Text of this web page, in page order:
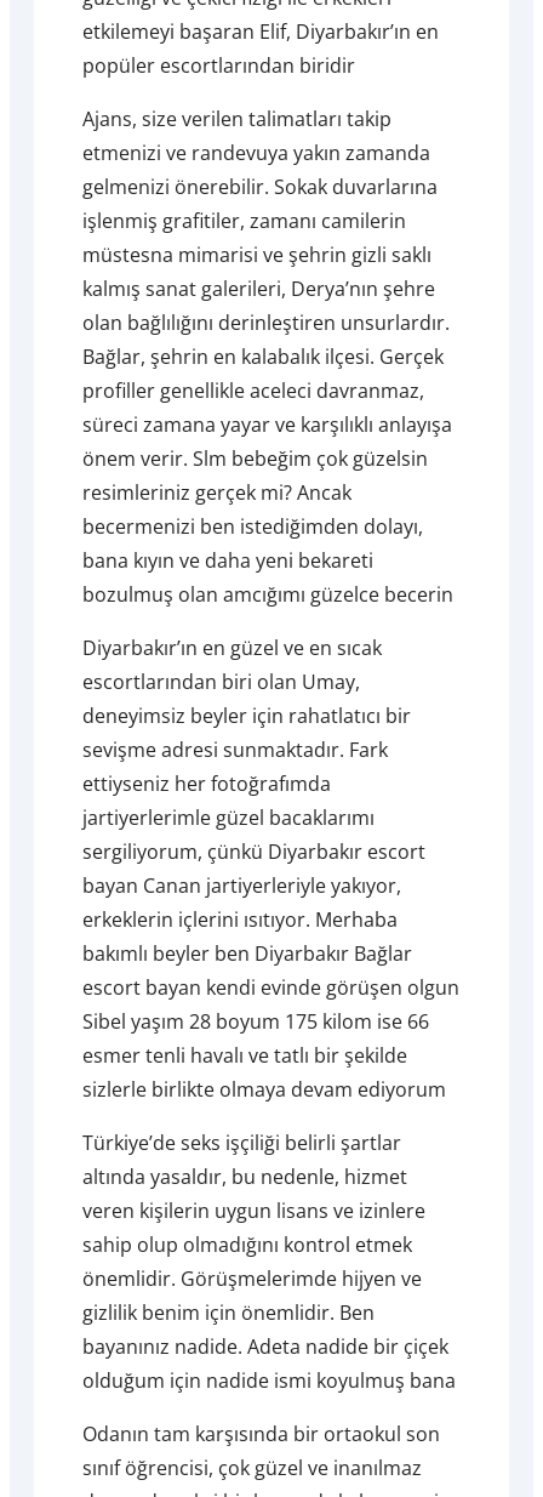
etkilemeyi başaran Elif, Diyarbakır’ın en
popüler escortlarından biridir
Ajans, size verilen talimatları takip
etmenizi ve randevuya yakın zamanda
gelmenizi önerebilir. Sokak duvarlarına
işlenmiş grafitiler, zamanı camilerin
müstesna mimarisi ve şehrin gizli saklı
kalmış sanat galerileri, Derya’nın şehre
olan bağlılığını derinleştiren unsurlardır.
Bağlar, şehrin en kalabalık ilçesi. Gerçek
profiller genellikle aceleci davranmaz,
süreci zamana yayar ve karşılıklı anlayışa
önem verir. Slm bebeğim çok güzelsin
resimleriniz gerçek mi? Ancak
becermenizi ben istediğimden dolayı,
bana kıyın ve daha yeni bekareti
bozulmuş olan amcığımı güzelce becerin
Diyarbakır’ın en güzel ve en sıcak
escortlarından biri olan Umay,
deneyimsiz beyler için rahatlatıcı bir
sevişme adresi sunmaktadır. Fark
ettiyseniz her fotoğrafımda
jartiyerlerimle güzel bacaklarımı
sergiliyorum, çünkü Diyarbakır escort
bayan Canan jartiyerleriyle yakıyor,
erkeklerin içlerini ısıtıyor. Merhaba
bakımlı beyler ben Diyarbakır Bağlar
escort bayan kendi evinde görüşen olgun
Sibel yaşım 28 boyum 175 kilom ise 66
esmer tenli havalı ve tatlı bir şekilde
sizlerle birlikte olmaya devam ediyorum
Türkiye’de seks işçiliği belirli şartlar
altında yasaldır, bu nedenle, hizmet
veren kişilerin uygun lisans ve izinlere
sahip olup olmadığını kontrol etmek
önemlidir. Görüşmelerimde hijyen ve
gizlilik benim için önemlidir. Ben
bayanınız nadide. Adeta nadide bir çiçek
olduğum için nadide ismi koyulmuş bana
Odanın tam karşısında bir ortaokul son
sınıf öğrencisi, çok güzel ve inanılmaz